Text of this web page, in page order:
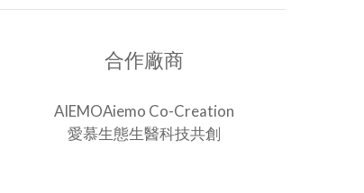
合作廠商
AIEMOAiemo Co-Creation
愛慕生態生醫科技共創